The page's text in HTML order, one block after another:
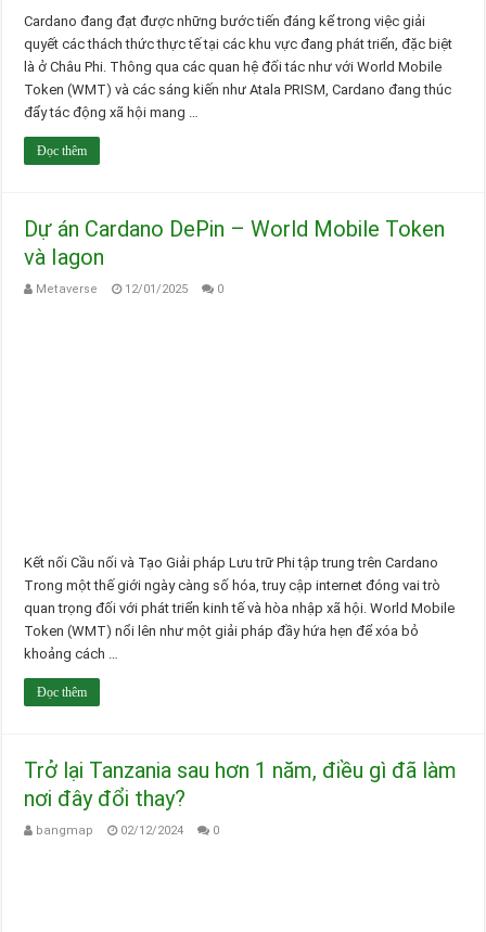
Cardano đang đạt được những bước tiến đáng kể trong việc giải
quyết các thách thức thực tế tại các khu vực đang phát triển, đặc biệt
là ở Châu Phi. Thông qua các quan hệ đối tác như với World Mobile
Token (WMT) và các sáng kiến như Atala PRISM, Cardano đang thúc
đẩy tác động xã hội mang …
Đọc thêm
Dự án Cardano DePin – World Mobile Token
và Iagon
Metaverse 12/01/2025 0
Kết nối Cầu nối và Tạo Giải pháp Lưu trữ Phi tập trung trên Cardano
Trong một thế giới ngày càng số hóa, truy cập internet đóng vai trò
quan trọng đối với phát triển kinh tế và hòa nhập xã hội. World Mobile
Token (WMT) nổi lên như một giải pháp đầy hứa hẹn để xóa bỏ
khoảng cách …
Đọc thêm
Trở lại Tanzania sau hơn 1 năm, điều gì đã làm
nơi đây đổi thay?
bangmap 02/12/2024 0